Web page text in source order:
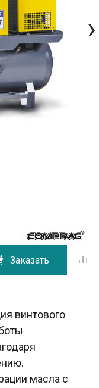
›
Заказать
винтового
масла с